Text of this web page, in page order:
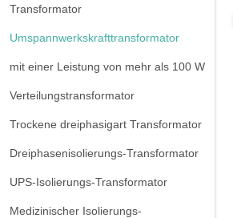
Transformator
Umspannwerkskrafttransformator
mit einer Leistung von mehr als 100 W
Verteilungstransformator
Trockene dreiphasigart Transformator
Dreiphasenisolierungs-Transformator
UPS-Isolierungs-Transformator
Medizinischer Isolierungs-